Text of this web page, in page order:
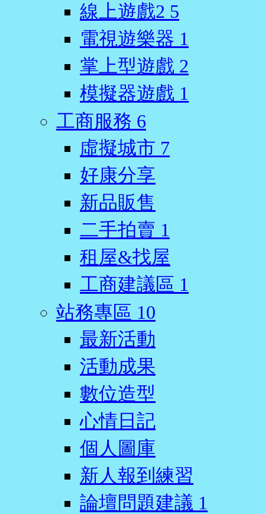
線上遊戲2 5
電視遊樂器 1
掌上型遊戲 2
模擬器遊戲 1
工商服務 6
虛擬城市 7
好康分享
新品販售
二手拍賣 1
租屋&找屋
工商建議區 1
站務專區 10
最新活動
活動成果
數位造型
心情日記
個人圖庫
新人報到練習
論壇問題建議 1